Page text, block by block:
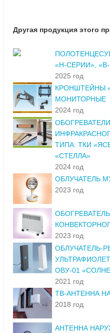
Другая продукция этого
«Н-СЕРИИ»,
2025 год
КРОНШТЕЙНЫ
МОНИТОРНЫЕ
2024 год
ТИПА: ТКИ
«СТЕЛЛА»
2024 год
ОБЛУЧАТЕЛЬ
2023 год
2023 год
ОБЛУЧАТЕЛЬ-
ОВУ-01
2021 год
ТВ-АНТЕННА
2018 год
АНТЕННА